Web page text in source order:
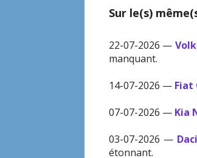
Sur le(s)
22-07-2026 —
manquant.
14-07-2026 — Fiat
07-07-2026 — Kia
03-07-2026 —
étonnant.